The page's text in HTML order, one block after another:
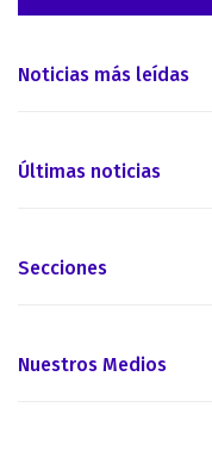
Noticias más leídas
Últimas noticias
Secciones
Nuestros Medios